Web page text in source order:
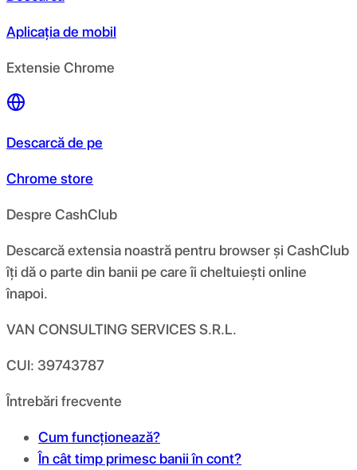
Aplicația de mobil
Extensie Chrome
Descarcă de pe
Chrome store
Despre CashClub
Descarcă extensia noastră pentru browser și CashClub
îți dă o parte din banii pe care îi cheltuiești online
înapoi.
VAN CONSULTING SERVICES S.R.L.
CUI: 39743787
Întrebări frecvente
Cum funcționează?
În cât timp primesc banii în cont?